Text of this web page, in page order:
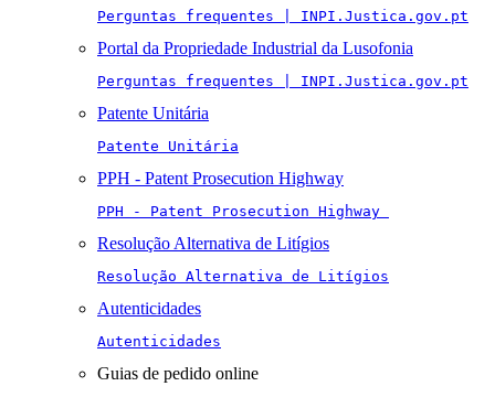
Perguntas frequentes | INPI.Justica.gov.pt
Portal da Propriedade Industrial da Lusofonia
Perguntas frequentes | INPI.Justica.gov.pt
Patente Unitária
Patente Unitária
PPH - Patent Prosecution Highway
PPH - Patent Prosecution Highway
Resolução Alternativa de Litígios
Resolução Alternativa de Litígios
Autenticidades
Autenticidades
Guias de pedido online